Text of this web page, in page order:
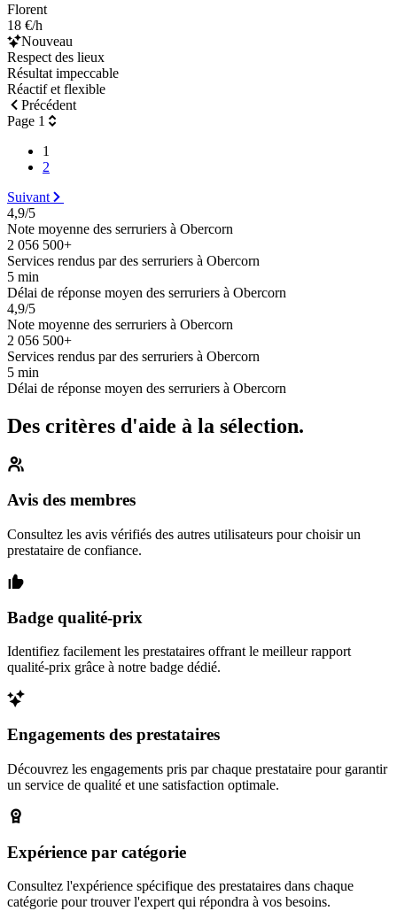
Florent
18 €/h
Nouveau
Respect des lieux
Résultat impeccable
Réactif et flexible
Précédent
Page 1
1
2
Suivant
4,9/5
Note moyenne des serruriers à Obercorn
2 056 500+
Services rendus par des serruriers à Obercorn
5 min
Délai de réponse moyen des serruriers à Obercorn
4,9/5
Note moyenne des serruriers à Obercorn
2 056 500+
Services rendus par des serruriers à Obercorn
5 min
Délai de réponse moyen des serruriers à Obercorn
Des critères d'aide à la sélection.
Avis des membres
Consultez les avis vérifiés des autres utilisateurs pour choisir un
prestataire de confiance.
Badge qualité-prix
Identifiez facilement les prestataires offrant le meilleur rapport
qualité-prix grâce à notre badge dédié.
Engagements des prestataires
Découvrez les engagements pris par chaque prestataire pour garantir
un service de qualité et une satisfaction optimale.
Expérience par catégorie
Consultez l'expérience spécifique des prestataires dans chaque
catégorie pour trouver l'expert qui répondra à vos besoins.